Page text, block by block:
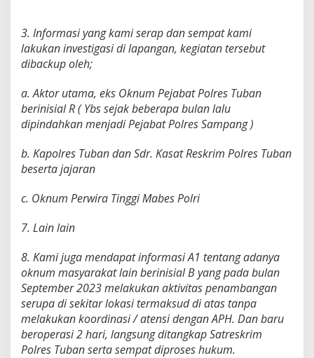
3. Informasi yang kami serap dan sempat kami
lakukan investigasi di lapangan, kegiatan tersebut
dibackup oleh;
a. Aktor utama, eks Oknum Pejabat Polres Tuban
berinisial R ( Ybs sejak beberapa bulan lalu
dipindahkan menjadi Pejabat Polres Sampang )
b. Kapolres Tuban dan Sdr. Kasat Reskrim Polres Tuban
beserta jajaran
c. Oknum Perwira Tinggi Mabes Polri
7. Lain lain
8. Kami juga mendapat informasi A1 tentang adanya
oknum masyarakat lain berinisial B yang pada bulan
September 2023 melakukan aktivitas penambangan
serupa di sekitar lokasi termaksud di atas tanpa
melakukan koordinasi / atensi dengan APH. Dan baru
beroperasi 2 hari, langsung ditangkap Satreskrim
Polres Tuban serta sempat diproses hukum.